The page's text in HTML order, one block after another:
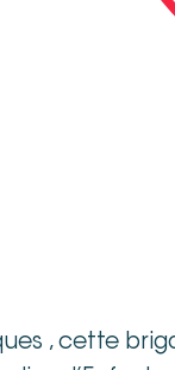
, cette